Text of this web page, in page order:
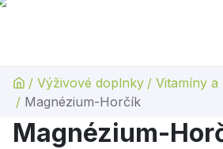
/ Výživové doplnky / Vitamíny a
/ Magnézium-Horčík
Magnézium-